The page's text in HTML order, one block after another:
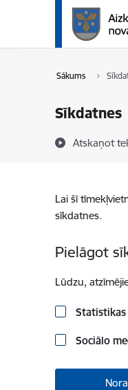
Pāriet uz lapas saturu
Sākums
Sīkdatnes
Atskaņot
Lai šī
sīkdatnes.
Pielāgot
Lūdzu,
Sociālo